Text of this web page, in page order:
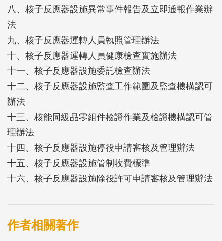
一百一十二年九月二十七日，配合行政院組織調整作
業，重新整合我國核能及輻射安全管制機關的運作型
態，原能會改制為中央三級獨立機關「核能安全委員
會」(簡稱核安會)，放射性物料管理局併入為核安會
內部單位，並設立所屬機關「輻射偵測中心」，持續
執行環境輻射偵測業務。此外，核能研究所改制為行
政法人「國家原子能科技研究院」，並以核安會為監
督機關。
因應全球永續發展趨勢及國家能源轉型挑戰，核安會
將以專業、公正、客觀的態度，聚焦國內核能、輻射
及放射性物料等原子能安全管制工作，借鏡國際趨勢
技民生應用及環境永續等研發及人才培育之工作。
八、核子反應器設施異常事件報告及立即通報作業辦
法
九、核子反應器運轉人員執照管理辦法
十、核子反應器運轉人員健康檢查實施辦法
十一、核子反應器設施委託檢查辦法
十二、核子反應器設施監查工作範圍及監查機構認可
辦法
十三、核能同級品零組件檢證作業及檢證機構認可管
理辦法
十四、核子反應器設施停役申請審核及管理辦法
十五、核子反應器設施管制收費標準
十六、核子反應器設施除役許可申請審核及管理辦法
作者相關著作